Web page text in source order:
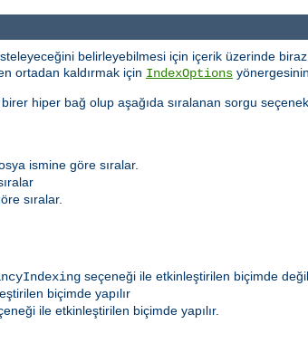
belirleyebilmesi için içerik üzerinde
ortadan kaldırmak için IndexOptions yönergesinin
hiper bağ olup aşağıda sıralanan sorgu
ismine göre sıralar.
sıralar.
seçeneği ile etkinleştirilen biçimde
biçimde yapılır
ile etkinleştirilen biçimde yapılır.